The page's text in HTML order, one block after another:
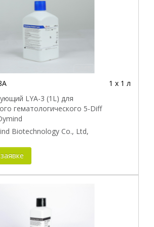
1 х 1 л
LYA-3 (1L) для
гематологического 5-Diff
Biotechnology Co., Ltd,